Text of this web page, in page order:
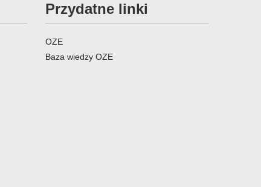
Przydatne linki
OZE
Baza wiedzy OZE